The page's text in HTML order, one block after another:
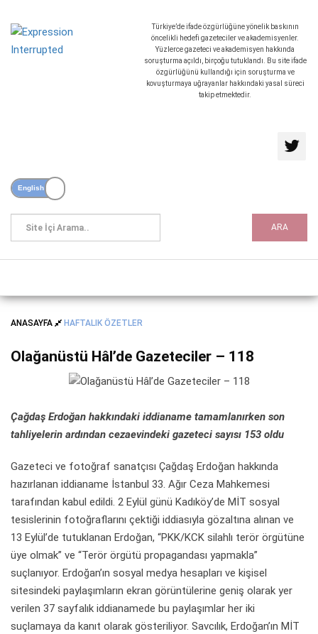
Türkiye’de ifade özgürlüğüne yönelik baskının
öncelikli hedefi gazeteciler ve akademisyenler.
Yüzlerce gazeteci ve akademisyen hakkında
soruşturma açıldı, birçoğu tutuklandı. Bu site ifade
özgürlüğünü kullandığı için soruşturma ve
kovuşturmaya uğrayanlar hakkındaki yasal süreci
takip etmektedir.
ARA
ANASAYFA HAFTALIK ÖZETLER
Olağanüstü Hâl’de Gazeteciler – 118
Çağdaş Erdoğan hakkındaki iddianame tamamlanırken son
tahliyelerin ardından cezaevindeki gazeteci sayısı 153 oldu
Gazeteci ve fotoğraf sanatçısı Çağdaş Erdoğan hakkında
hazırlanan iddianame İstanbul 33. Ağır Ceza Mahkemesi
tarafından kabul edildi. 2 Eylül günü Kadıköy’de MİT sosyal
tesislerinin fotoğraflarını çektiği iddiasıyla gözaltına alınan ve
13 Eylül’de tutuklanan Erdoğan, “PKK/KCK silahlı terör örgütüne
üye olmak” ve “Terör örgütü propagandası yapmakla”
suçlanıyor. Erdoğan’ın sosyal medya hesapları ve kişisel
sitesindeki paylaşımların ekran görüntülerine geniş olarak yer
verilen 37 sayfalık iddianamede bu paylaşımlar her iki
suçlamaya da kanıt olarak gösteriliyor. Savcılık, Erdoğan’ın MİT